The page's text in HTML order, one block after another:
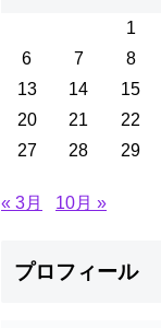
1
6
7 8
13
14 15
20
21 22
27
28 29
« 3月 10月 »
プロフィール